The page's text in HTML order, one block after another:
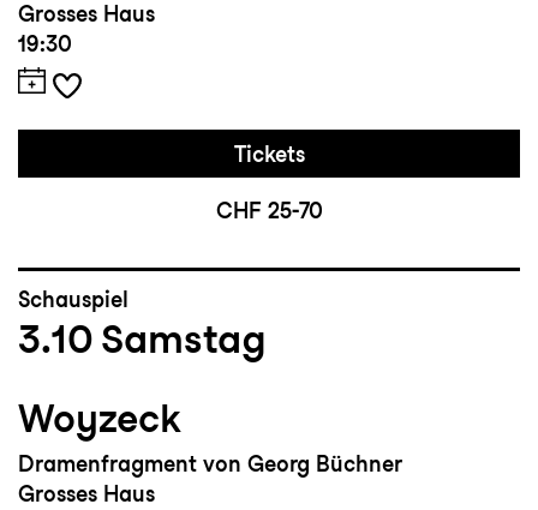
Grosses Haus
19:30
Tickets
CHF 25-70
Schauspiel
3.10 Samstag
Woyzeck
Dramenfragment von Georg Büchner
Grosses Haus